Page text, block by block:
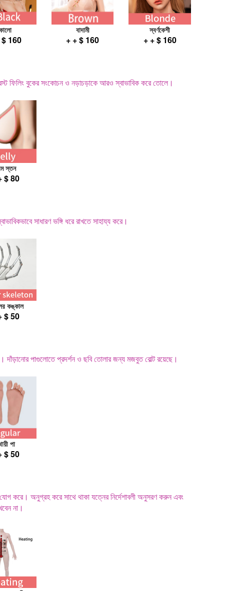
$ 160
বাদামী
+ + $ 160
স্বর্ণকেশী
+ + $ 160
ফিলিং বুকের সংকোচন ও নড়াচড়াকে আরও স্বাভাবিক করে তোলে।
স্তন
$ 80
সাধারণ ভঙ্গি ধরে রাখতে সাহায্য করে।
কঙ্কাল
$ 50
পাগুলোতে প্রদর্শন ও ছবি তোলার জন্য মজবুত বোল্ট রয়েছে।
পা
$ 50
করে। অনুগ্রহ করে সাথে থাকা যত্নের নির্দেশাবলী অনুসরণ করুন এবং
না।